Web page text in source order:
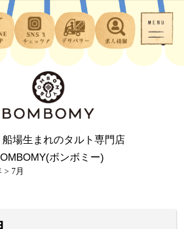
船場生まれのタルト専門店
ボンボミー)
> 7月